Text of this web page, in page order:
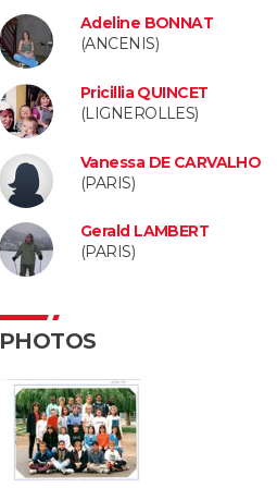
Adeline BONNAT
(ANCENIS)
Pricillia QUINCET
(LIGNEROLLES)
Vanessa DE CARVALHO
(PARIS)
Gerald LAMBERT
(PARIS)
PHOTOS